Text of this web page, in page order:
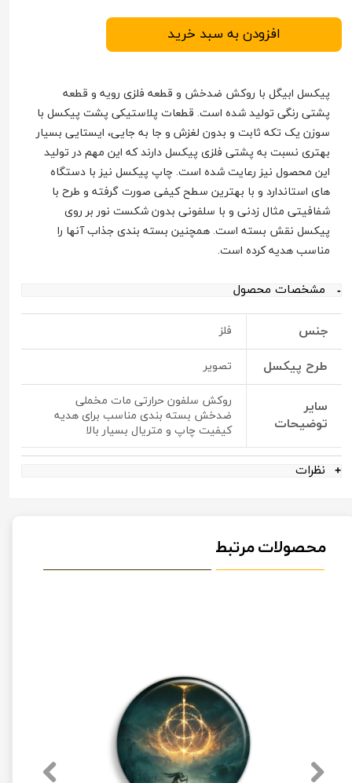
افزودن به سبد خرید
پیکسل ابیگل با روکش ضدخش و قطعه فلزی رویه و قطعه
پشتی رنگی تولید شده است. قطعات پلاستیکی پشت پیکسل با
سوزن یک تکه ثابت و بدون لغزش و جا به جایی، ایستایی بسیار
بهتری نسبت به پشتی فلزی پیکسل دارند که این مهم در تولید
این محصول نیز رعایت شده است. چاپ پیکسل نیز با دستگاه
های استاندارد و با بهترین سطح کیفی صورت گرفته و طرح با
شفافیتی مثال زدنی و با سلفونی بدون شکست نور بر روی
پیکسل نقش بسته است. همچنین بسته بندی جذاب آنها را
مناسب هدیه کرده است.
مشخصات محصول
جنس فلز
طرح پیکسل تصویر
سایر
توضیحات
روکش سلفون حرارتی مات مخملی
ضدخش بسته بندی مناسب برای هدیه
کیفیت چاپ و متریال بسیار بالا
نظرات
محصولات مرتبط